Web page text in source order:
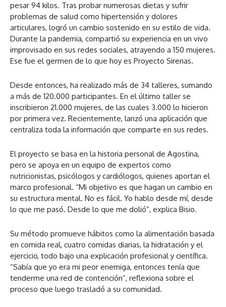
pesar 94 kilos. Tras probar numerosas dietas y sufrir
problemas de salud como hipertensión y dolores
articulares, logró un cambio sostenido en su estilo de vida.
Durante la pandemia, compartió su experiencia en un vivo
improvisado en sus redes sociales, atrayendo a 150 mujeres.
Ese fue el germen de lo que hoy es Proyecto Sirenas.
Desde entonces, ha realizado más de 34 talleres, sumando
a más de 120.000 participantes. En el último taller se
inscribieron 21.000 mujeres, de las cuales 3.000 lo hicieron
por primera vez. Recientemente, lanzó una aplicación que
centraliza toda la información que comparte en sus redes.
El proyecto se basa en la historia personal de Agostina,
pero se apoya en un equipo de expertos como
nutricionistas, psicólogos y cardiólogos, quienes aportan el
marco profesional. “Mi objetivo es que hagan un cambio en
su estructura mental. No es fácil. Yo hablo desde mí, desde
lo que me pasó. Desde lo que me dolió”, explica Bisio.
Su método promueve hábitos como la alimentación basada
en comida real, cuatro comidas diarias, la hidratación y el
ejercicio, todo bajo una explicación profesional y científica.
“Sabía que yo era mi peor enemiga, entonces tenía que
tenderme una red de contención”, reflexiona sobre el
proceso que luego trasladó a su comunidad.